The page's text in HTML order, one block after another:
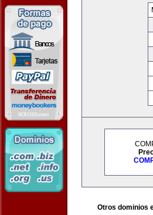
Otros dominios